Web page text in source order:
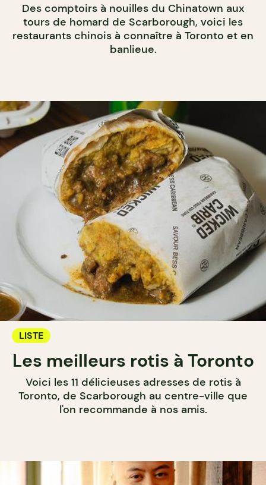
Des comptoirs à nouilles du Chinatown aux
tours de homard de Scarborough, voici les
restaurants chinois à connaître à Toronto et en
banlieue.
LISTE
Les meilleurs rotis à Toronto
Voici les 11 délicieuses adresses de rotis à
Toronto, de Scarborough au centre-ville que
l'on recommande à nos amis.